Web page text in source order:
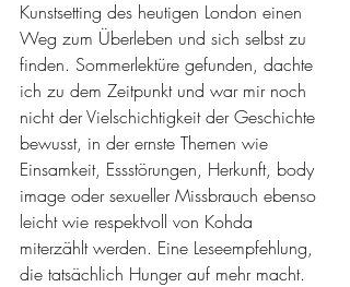
Kunstsetting des heutigen London einen
Weg zum Überleben und sich selbst zu
finden. Sommerlektüre gefunden, dachte
ich zu dem Zeitpunkt und war mir noch
nicht der Vielschichtigkeit der Geschichte
bewusst, in der ernste Themen wie
Einsamkeit, Essstörungen, Herkunft, body
image oder sexueller Missbrauch ebenso
leicht wie respektvoll von Kohda
miterzählt werden. Eine Leseempfehlung,
die tatsächlich Hunger auf mehr macht.